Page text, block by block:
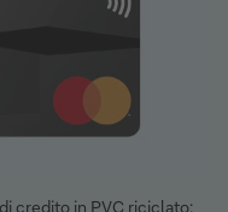
credito in PVC riciclato: